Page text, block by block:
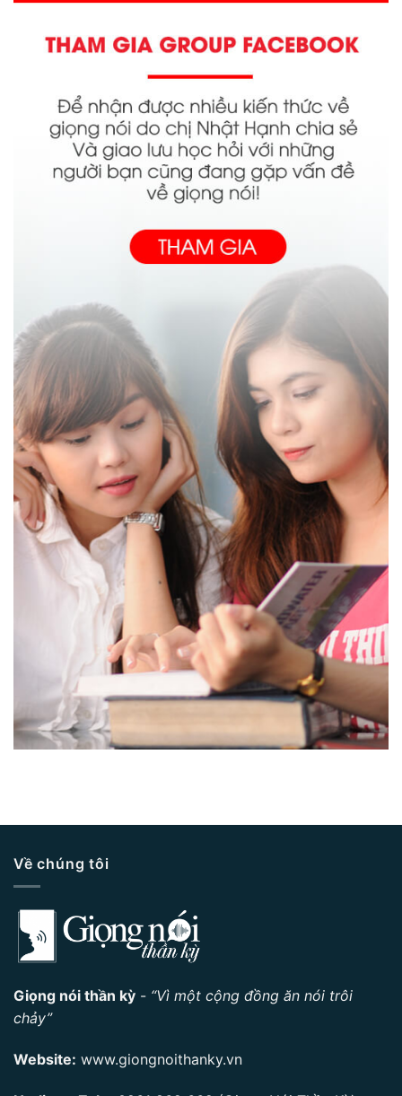
Về chúng tôi
Giọng nói thần kỳ - “Vì một cộng đồng ăn nói trôi
chảy”
Website: www.giongnoithanky.vn